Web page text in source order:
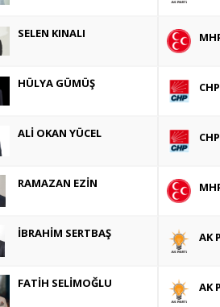
SELEN KINALI
HÜLYA GÜMÜŞ CHP
ALİ OKAN YÜCEL CHP
RAMAZAN EZİN
İBRAHİM SERTBAŞ AK
FATİH SELİMOĞLU AK